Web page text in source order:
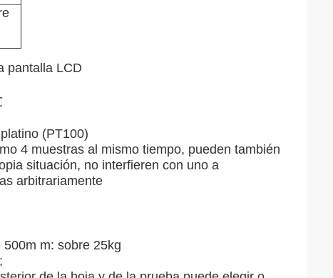
pantalla LCD
(PT100)
4 muestras al mismo tiempo, pueden también
situación, no interfieren con uno a
arbitrariamente
m: sobre 25kg